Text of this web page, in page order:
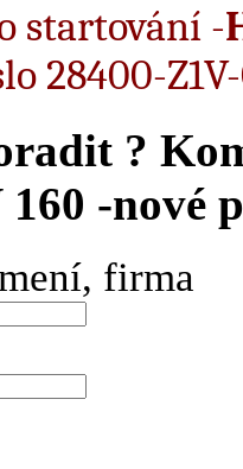
startování -
28400-
?
-nové
firma